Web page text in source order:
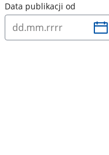
Data publikacji od